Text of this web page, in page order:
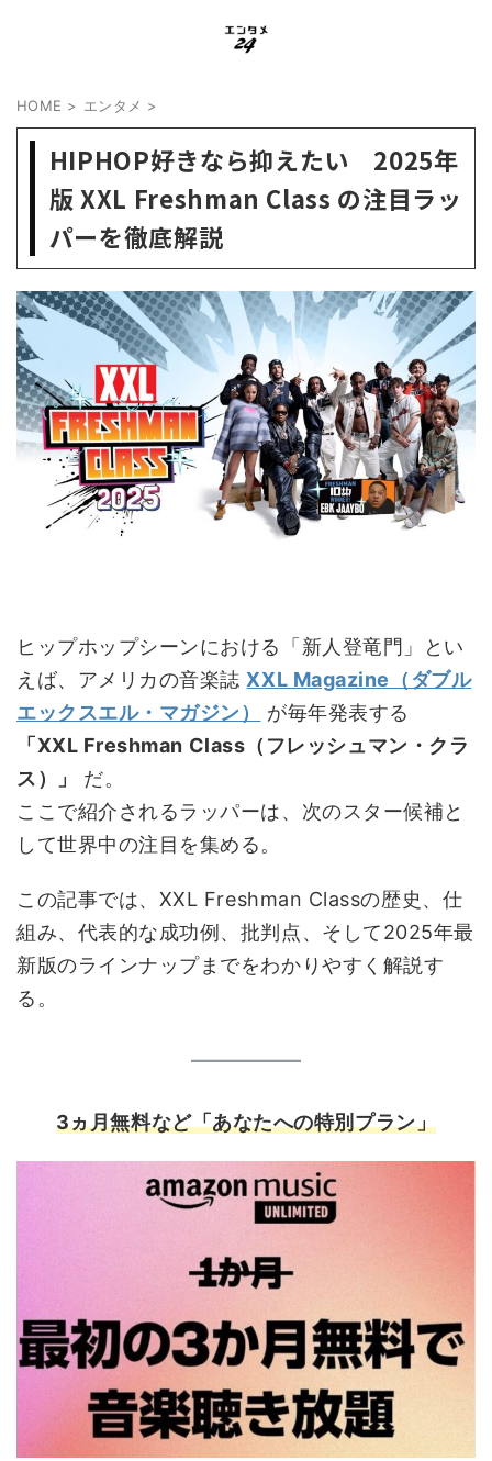
HOME > エンタメ >
HIPHOP好きなら抑えたい 2025年
版 XXL Freshman Class の注目ラッ
パーを徹底解説
ヒップホップシーンにおける「新人登竜門」とい
えば、アメリカの音楽誌 XXL Magazine（ダブル
エックスエル・マガジン）
が毎年発表する
「XXL Freshman Class（フレッシュマン・クラ
ス）」
だ。
ここで紹介されるラッパーは、次のスター候補と
して世界中の注目を集める。
この記事では、XXL Freshman Classの歴史、仕
組み、代表的な成功例、批判点、そして2025年最
新版のラインナップまでをわかりやすく解説す
る。
3ヵ月無料など「あなたへの特別プラン」